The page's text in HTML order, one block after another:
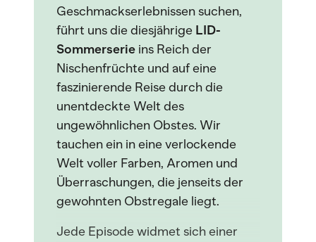
Geschmackserlebnissen suchen,
führt uns die diesjährige LID-
Sommerserie ins Reich der
Nischenfrüchte und auf eine
faszinierende Reise durch die
unentdeckte Welt des
ungewöhnlichen Obstes. Wir
tauchen ein in eine verlockende
Welt voller Farben, Aromen und
Überraschungen, die jenseits der
gewohnten Obstregale liegt.
Jede Episode widmet sich einer